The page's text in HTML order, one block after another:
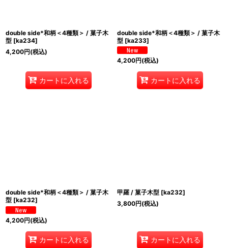
double side*和柄＜4種類＞ / 菓子木
型 [ka234]
4,200円(税込)
カートに入れる
double side*和柄＜4種類＞ / 菓子木
型 [ka233]
4,200円(税込)
カートに入れる
double side*和柄＜4種類＞ / 菓子木
型 [ka232]
4,200円(税込)
カートに入れる
甲羅 / 菓子木型 [ka232]
3,800円(税込)
カートに入れる